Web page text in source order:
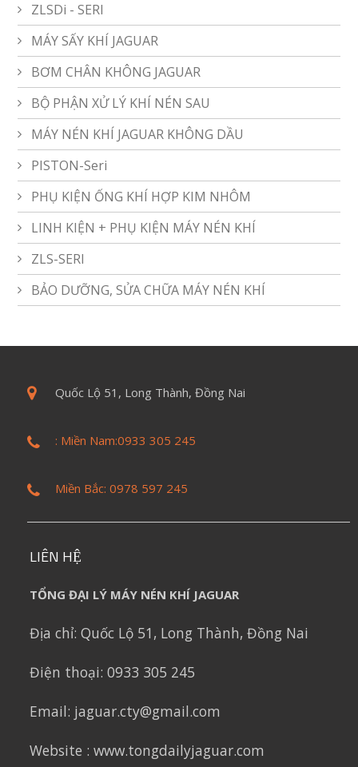
ZLSDi - SERI
MÁY SẤY KHÍ JAGUAR
BƠM CHÂN KHÔNG JAGUAR
BỘ PHẬN XỬ LÝ KHÍ NÉN SAU
MÁY NÉN KHÍ JAGUAR KHÔNG DẦU
PISTON-Seri
PHỤ KIỆN ỐNG KHÍ HỢP KIM NHÔM
LINH KIỆN + PHỤ KIỆN MÁY NÉN KHÍ
ZLS-SERI
BẢO DƯỠNG, SỬA CHỮA MÁY NÉN KHÍ
Quốc Lộ 51, Long Thành, Đồng Nai
: Miền Nam:0933 305 245
Miền Bắc: 0978 597 245
LIÊN HỆ
TỔNG ĐẠI LÝ MÁY NÉN KHÍ JAGUAR
Địa chỉ: Quốc Lộ 51, Long Thành, Đồng Nai
Điện thoại: 0933 305 245
Email: jaguar.cty@gmail.com
Website : www.tongdailyjaguar.com